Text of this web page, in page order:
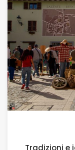
Tradizioni e